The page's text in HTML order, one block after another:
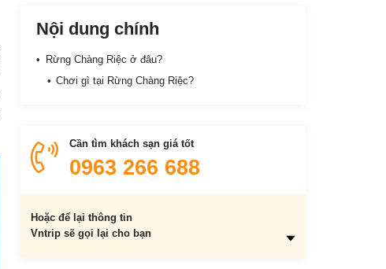
Nội dung chính
Rừng Chàng Riệc ở đâu?
Chơi gì tại Rừng Chàng Riệc?
Cần tìm khách sạn giá tốt
0963 266 688
Hoặc để lại thông tin
Vntrip sẽ gọi lại cho bạn